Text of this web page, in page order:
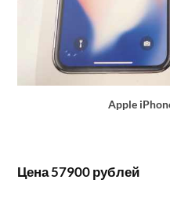
Apple
Цена 57900 рублей